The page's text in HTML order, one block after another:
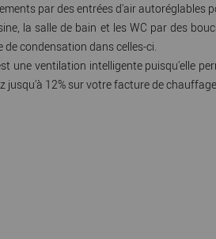
par des entrées d'air autoréglables
la salle de bain et les WC par des
condensation dans celles-ci.
une ventilation intelligente puisqu'elle
jusqu'à 12% sur votre facture de